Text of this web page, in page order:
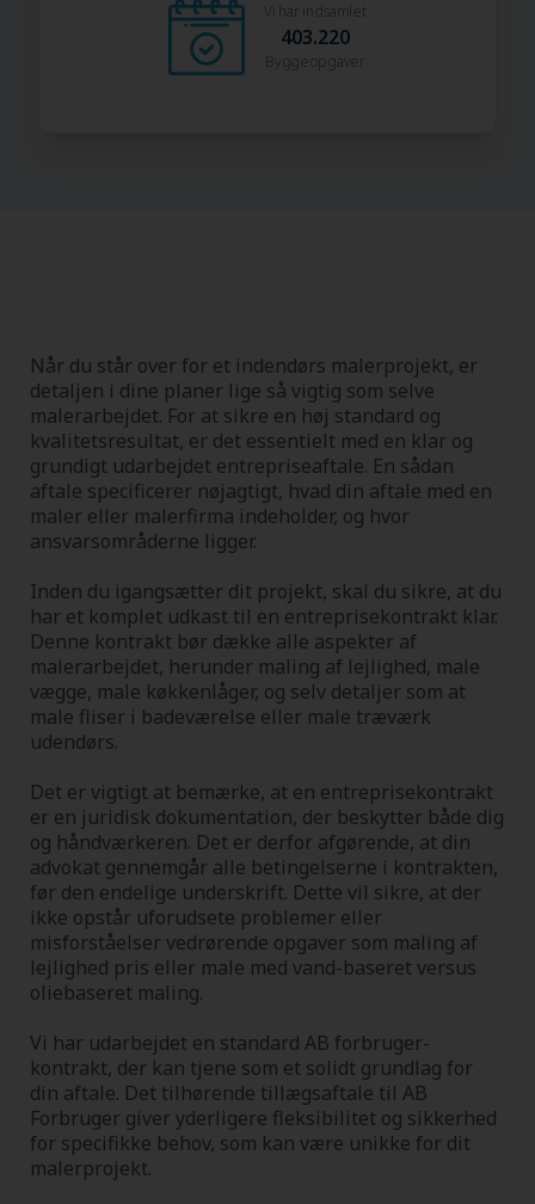
Vi har indsamlet
403.220
Byggeopgaver
Når du står over for et indendørs malerprojekt, er
detaljen i dine planer lige så vigtig som selve
malerarbejdet. For at sikre en høj standard og
kvalitetsresultat, er det essentielt med en klar og
grundigt udarbejdet entrepriseaftale. En sådan
aftale specificerer nøjagtigt, hvad din aftale med en
maler eller malerfirma indeholder, og hvor
ansvarsområderne ligger.
Inden du igangsætter dit projekt, skal du sikre, at du
har et komplet udkast til en entreprisekontrakt klar.
Denne kontrakt bør dække alle aspekter af
malerarbejdet, herunder maling af lejlighed, male
vægge, male køkkenlåger, og selv detaljer som at
male fliser i badeværelse eller male træværk
udendørs.
Det er vigtigt at bemærke, at en entreprisekontrakt
er en juridisk dokumentation, der beskytter både dig
og håndværkeren. Det er derfor afgørende, at din
advokat gennemgår alle betingelserne i kontrakten,
før den endelige underskrift. Dette vil sikre, at der
ikke opstår uforudsete problemer eller
misforståelser vedrørende opgaver som maling af
lejlighed pris eller male med vand-baseret versus
oliebaseret maling.
Vi har udarbejdet en standard AB forbruger-
kontrakt, der kan tjene som et solidt grundlag for
din aftale. Det tilhørende tillægsaftale til AB
Forbruger giver yderligere fleksibilitet og sikkerhed
for specifikke behov, som kan være unikke for dit
malerprojekt.